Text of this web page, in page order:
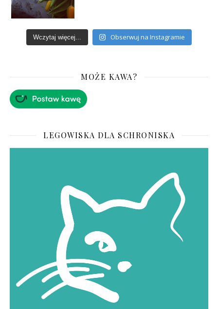
Wczytaj więcej... Obserwuj na Instagramie
MOŻE KAWA?
LEGOWISKA DLA SCHRONISKA